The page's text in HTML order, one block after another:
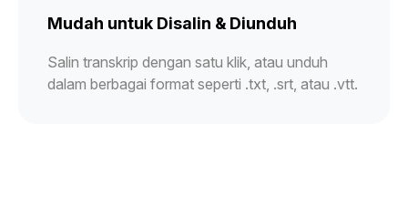
Mudah untuk Disalin & Diunduh
Salin transkrip dengan satu klik, atau unduh
dalam berbagai format seperti .txt, .srt, atau .vtt.